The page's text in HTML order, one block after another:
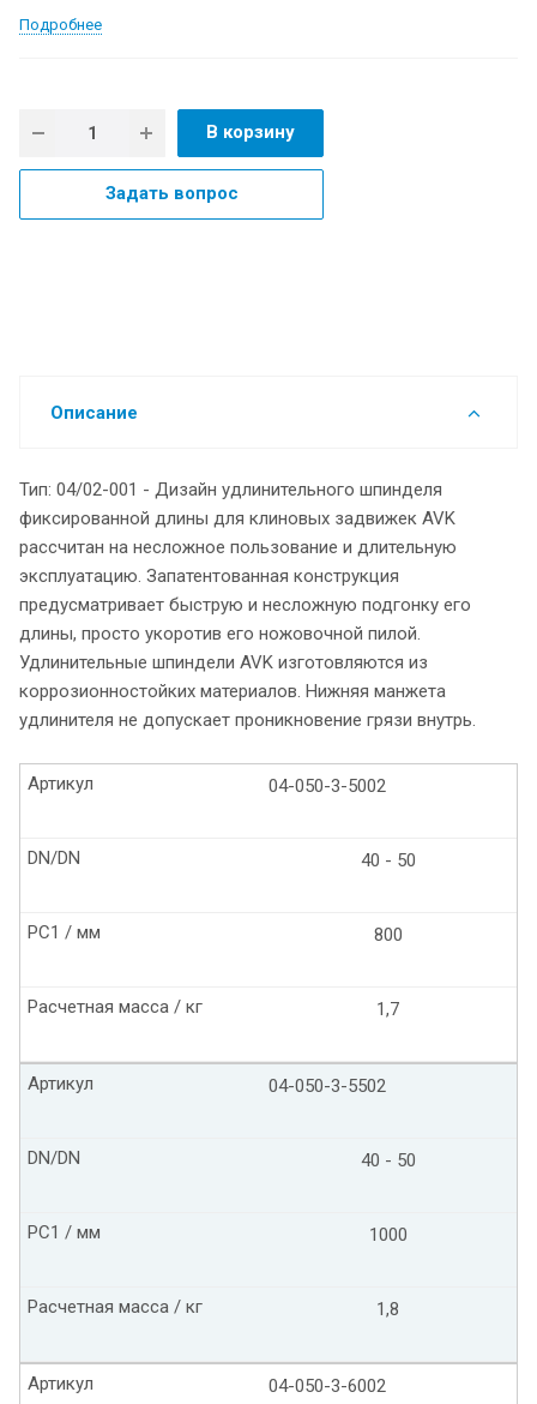
Подробнее
В корзину
Задать вопрос
Описание
Тип: 04/02-001 - Дизайн удлинительного шпинделя
фиксированной длины для клиновых задвижек AVK
рассчитан на несложное пользование и длительную
эксплуатацию. Запатентованная конструкция
предусматривает быструю и несложную подгонку его
длины, просто укоротив его ножовочной пилой.
Удлинительные шпиндели AVK изготовляются из
коррозионностойких материалов. Нижняя манжета
удлинителя не допускает проникновение грязи внутрь.
04-050-3-5002
Артикул
40 - 50
DN/DN
800
PC1 / мм
1,7
Расчетная масса / кг
04-050-3-5502
Артикул
40 - 50
DN/DN
1000
PC1 / мм
1,8
Расчетная масса / кг
04-050-3-6002
Артикул